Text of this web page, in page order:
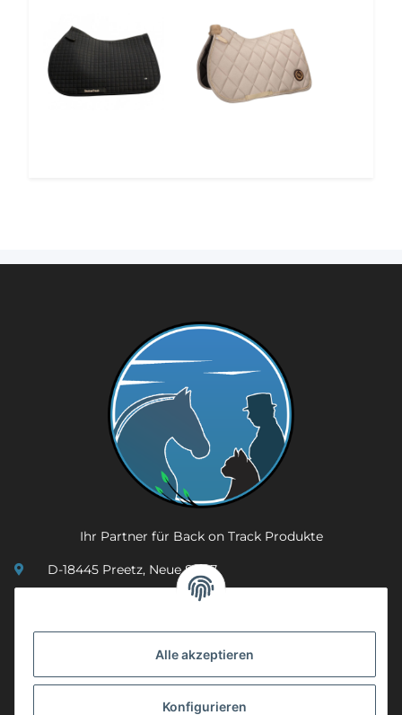
Alle akzeptieren
Konfigurieren
Ihr Partner für Back on Track Produkte
D-18445 Preetz, Neue Str. 7
info@mobility-in-harmony.de
Informationen